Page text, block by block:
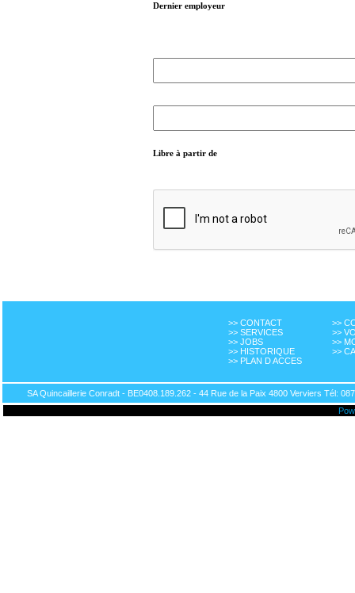
Dernier employeur
Libre à partir de
>> CONTACT
>> SERVICES
>> JOBS
>> HISTORIQUE
>> PLAN D ACCES
>>
>>
>>
>>
SA Quincaillerie Conradt - BE0408.189.262 - 44 Rue de la Paix 4800 Verviers Tél: